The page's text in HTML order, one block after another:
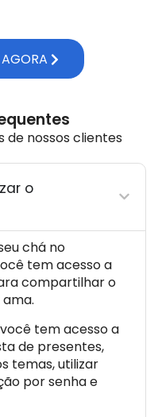
AGORA
de nossos clientes
o
chá no
tem acesso a
compartilhar o
tem acesso a
de presentes,
temas, utilizar
por senha e